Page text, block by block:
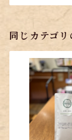
同じカテゴリ